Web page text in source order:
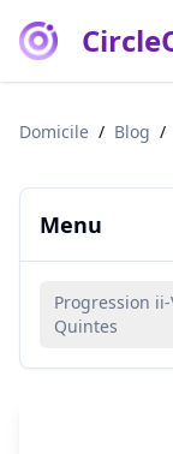
Domicile / Blog /
Menu
Progression
Quintes